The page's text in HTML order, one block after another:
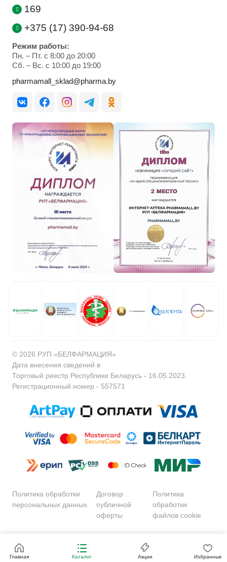
169
+375 (17) 390-94-68
Режим работы:
Пн. – Пт. с 8:00 до 20:00
Cб. – Вс. с 10:00 до 19:00
pharmamall_sklad@pharma.by
© 2026 РУП «БЕЛФАРМАЦИЯ»
Дата внесения сведений в
Торговый реестр Республики Беларусь - 16.05.2023.
Регистрационный номер - 557571
Политика обработки
персональных данных
Договор
публичной
оферты
Политика
обработки
файлов cookie
Главная Каталог Акции Избранные